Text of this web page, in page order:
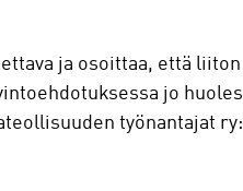
ja osoittaa, että
jo
työnantajat